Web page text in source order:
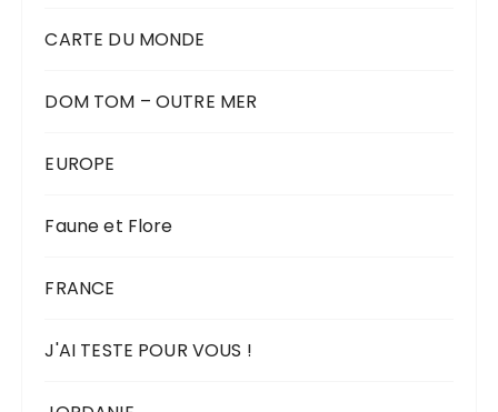
CARTE DU MONDE
DOM TOM – OUTRE MER
EUROPE
Faune et Flore
FRANCE
J'AI TESTE POUR VOUS !